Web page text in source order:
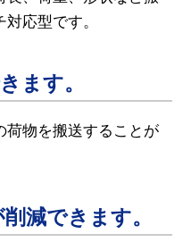
応型です。
ます。
物を搬送することが
減できます。